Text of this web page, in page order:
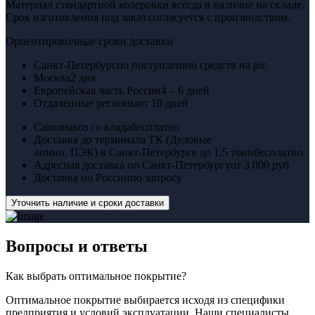
Материал стандартной колеровки всегда в наличие на складе.
Срок изготовления под заказ согласуется с производством.
Ориентировочные сроки доставки
Санкт-Петербургпо поступлению средств на р/с
Москва2 дня
Европейская часть России4 – 6 дней
Отдаленные регионыот 10 дней
Самовывоз со кладабесплатно
Доставка до терминала ТК (Деловые
линии, ПЭК) в Санкт-Петербурге до 1,5 тоннбесплатно
Адресная доставка по Санкт-Петербургуот 3 000 руб
Доставка по Россиипо запросу
Уточнить наличие и сроки доставки
Вопросы и ответы
Как выбрать оптимальное покрытие?
Оптимальное покрытие выбирается исходя из специфики
предприятия и условий эксплуатации. Наши специалисты